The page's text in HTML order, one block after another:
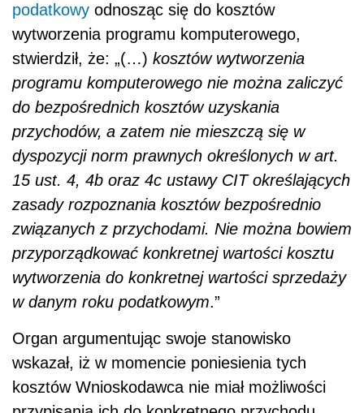
podatkowy odnosząc się do kosztów
wytworzenia programu komputerowego,
stwierdził, że: „(…) kosztów wytworzenia
programu komputerowego nie można zaliczyć
do bezpośrednich kosztów uzyskania
przychodów, a zatem nie mieszczą się w
dyspozycji norm prawnych określonych w art.
15 ust. 4, 4b oraz 4c ustawy CIT określających
zasady rozpoznania kosztów bezpośrednio
związanych z przychodami. Nie można bowiem
przyporządkować konkretnej wartości kosztu
wytworzenia do konkretnej wartości sprzedaży
w danym roku podatkowym.”
Organ argumentując swoje stanowisko
wskazał, iż w momencie poniesienia tych
kosztów Wnioskodawca nie miał możliwości